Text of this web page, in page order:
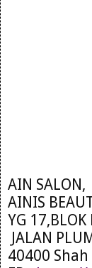
AIN SALON,
AINIS
YG 17,BLOK
JALAN
40400